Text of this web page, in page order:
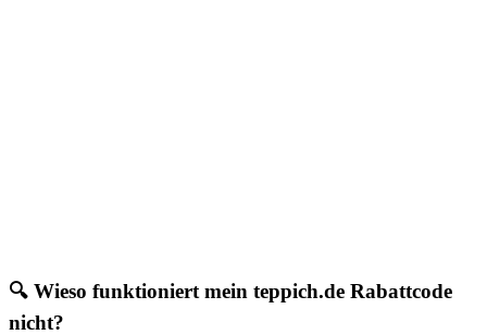
🔍 Wieso funktioniert mein teppich.de Rabattcode
nicht?